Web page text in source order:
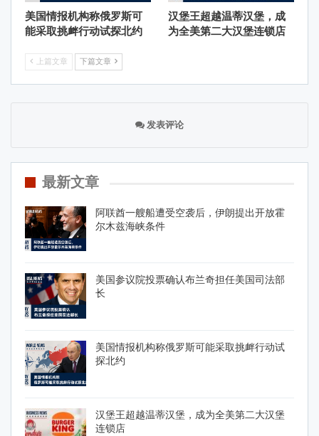
美国情报机构称俄罗斯可
能采取挑衅行动试探北约
汉堡王超越温蒂汉堡，成
为全美第二大汉堡连锁店
上篇文章 下篇文章
发表评论
最新文章
阿联酋一艘船遭受空袭后，伊朗提出开放霍
尔木兹海峡条件
美国参议院投票确认布兰奇担任美国司法部
长
美国情报机构称俄罗斯可能采取挑衅行动试
探北约
汉堡王超越温蒂汉堡，成为全美第二大汉堡
连锁店